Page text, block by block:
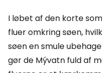
I løbet af den korte
fluer omkring søen,
søen en smule
gør de Mývatn fuld af